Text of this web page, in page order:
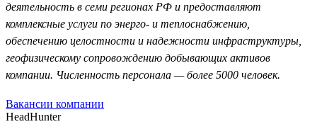
деятельность в семи регионах РФ и предоставляют
комплексные услуги по энерго- и теплоснабжению,
обеспечению целостности и надежности инфраструктуры,
геофизическому сопровождению добывающих активов
компании. Численность персонала — более 5000 человек.
Вакансии компании
HeadHunter